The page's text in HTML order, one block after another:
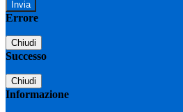
Errore
Chiudi
Successo
Chiudi
Informazione